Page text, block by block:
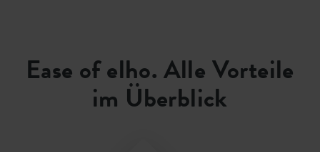
Ease of elho. Alle Vorteile
im Überblick